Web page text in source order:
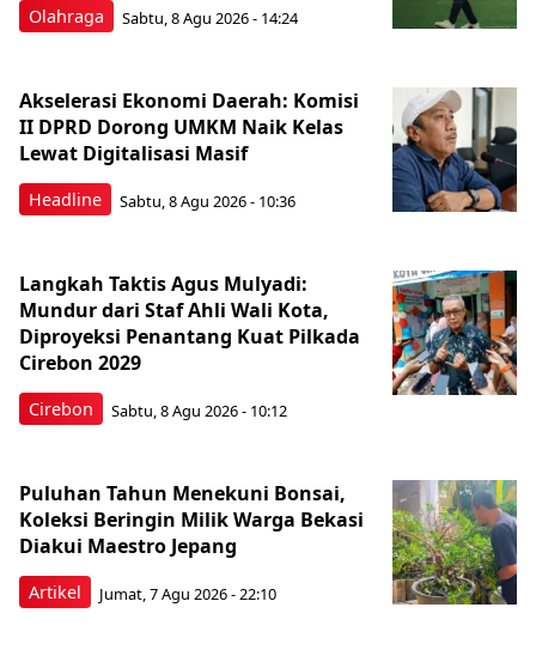
Olahraga Sabtu, 8 Agu 2026 - 14:24
Headline
Akselerasi Ekonomi Daerah: Komisi
II DPRD Dorong UMKM Naik Kelas
Lewat Digitalisasi Masif
Sabtu, 8 Agu 2026 - 10:36
Cirebon
Langkah Taktis Agus Mulyadi:
Mundur dari Staf Ahli Wali Kota,
Diproyeksi Penantang Kuat Pilkada
Cirebon 2029
Sabtu, 8 Agu 2026 - 10:12
Artikel
Puluhan Tahun Menekuni Bonsai,
Koleksi Beringin Milik Warga Bekasi
Diakui Maestro Jepang
Jumat, 7 Agu 2026 - 22:10